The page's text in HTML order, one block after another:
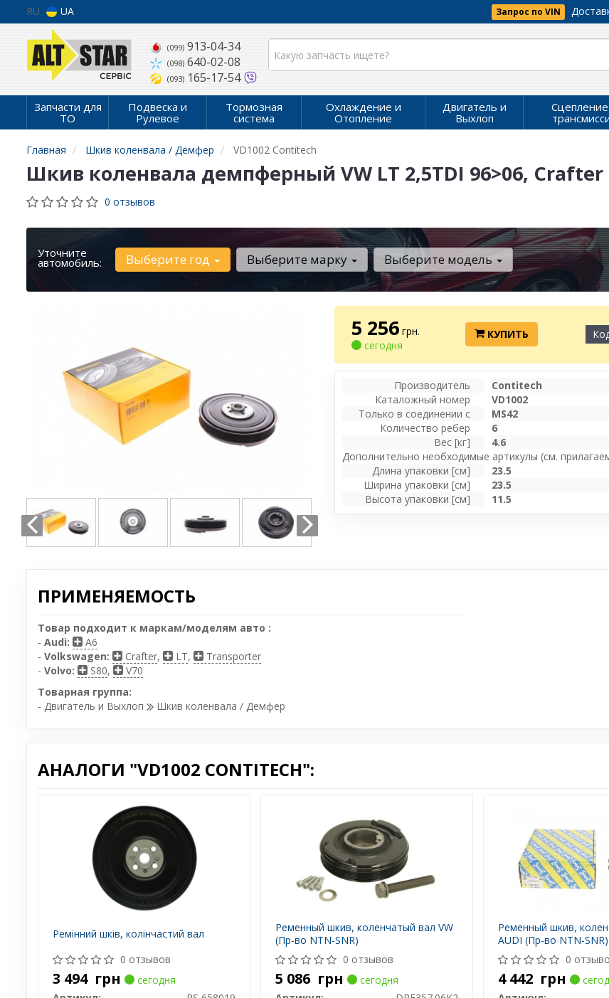
RU UA Запрос по VIN
(099)913-04-34
(098)640-02-08
(093)165-17-54
Запчасти для
ТО
Подвеска и
Рулевое
Тормозная
система
Охлаждение и
Отопление
Двигатель и
Выхлоп
Главная Шкив коленвала / Демфер VD1002 Contitech
Шкив коленвала демпферный VW LT 2,5TDI 96>06, Crafter
0 отзывов
Уточните
автомобиль: Выберите год Выберите марку Выберите модель
5 256 грн.
сегодня
КУПИТЬ
Производитель
Contitech
Каталожный номер
VD1002
Только в соединении с
MS42
Количество ребер
6
Вес [кг]
4.6
Дополнительно необходимые артикулы (см.
Длина упаковки [см]
23.5
Ширина упаковки [см]
23.5
Высота упаковки [см]
11.5
ПРИМЕНЯЕМОСТЬ
Товар подходит к маркам/моделям авто :
- Audi:
A6
- Volkswagen: Crafter, LT,
Transporter
- Volvo: S80,
V70
Товарная группа:
- Двигатель и Выхлоп
Шкив коленвала / Демфер
АНАЛОГИ "VD1002 CONTITECH":
Ремінний шків, колінчастий вал
0 отзывов
3 494 грн
сегодня
Ременный шкив, коленчатый вал VW
(Пр-во NTN-SNR)
0 отзывов
5 086 грн
сегодня
Ременный шкив,
AUDI (Пр-во NTN-SNR)
0
4 442 грн